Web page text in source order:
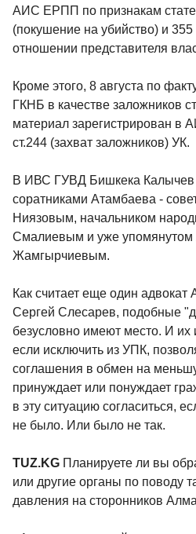
АИС ЕРПП по признакам
(покушение на убийство) и 355
отношении представителя
Кроме этого, 8 августа по
ГКНБ в качестве заложников
материал зарегистрирован
ст.244 (захват заложников) УК.
В ИВС ГУВД Бишкека Калычев
соратниками Атамбаева -
Ниязовым, начальником
Смалиевым и уже упомянутом
Жамгырчиевым.
Как считает еще один
Сергей Слесарев, подобные
безусловно имеют место. И их
если исключить из УПК,
соглашения в обмен на
принуждает или понуждает
в эту ситуацию согласиться,
не было. Или было не так.
TUZ.KG Планируете ли вы
или другие органы по поводу
давления на сторонников